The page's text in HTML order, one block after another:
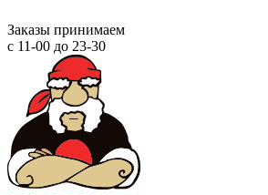
Заказы принимаем
с 11-00 до 23-30